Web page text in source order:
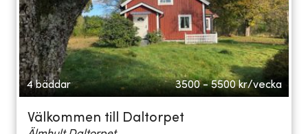
4 bäddar 3500 - 5500 kr/vecka
Välkommen till Daltorpet